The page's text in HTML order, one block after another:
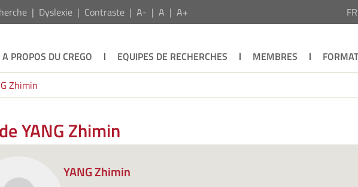
Dyslexie Contraste A- A A+
A PROPOS DU CREGO EQUIPES DE RECHERCHES MEMBRES
Zhimin
YANG Zhimin
YANG Zhimin